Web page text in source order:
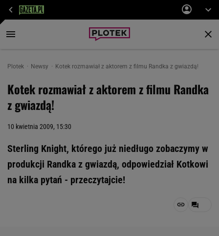
Plotek Newsy Kotek rozmawiał z aktorem z filmu Randka z gwiazdą!
Kotek rozmawiał z aktorem z filmu Randka
z gwiazdą!
10 kwietnia 2009, 15:30
Sterling Knight, którego już niedługo zobaczymy w
produkcji Randka z gwiazdą, odpowiedział Kotkowi
na kilka pytań - przeczytajcie!